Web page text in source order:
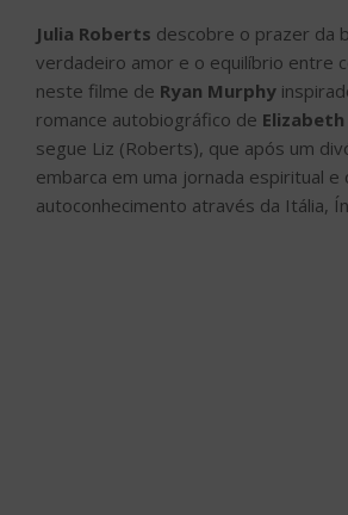
Julia Roberts descobre o prazer da
verdadeiro amor e o equilíbrio entre
neste filme de Ryan Murphy
romance autobiográfico de
segue Liz (Roberts), que após um
embarca em uma jornada espiritual e
autoconhecimento através da Itália,